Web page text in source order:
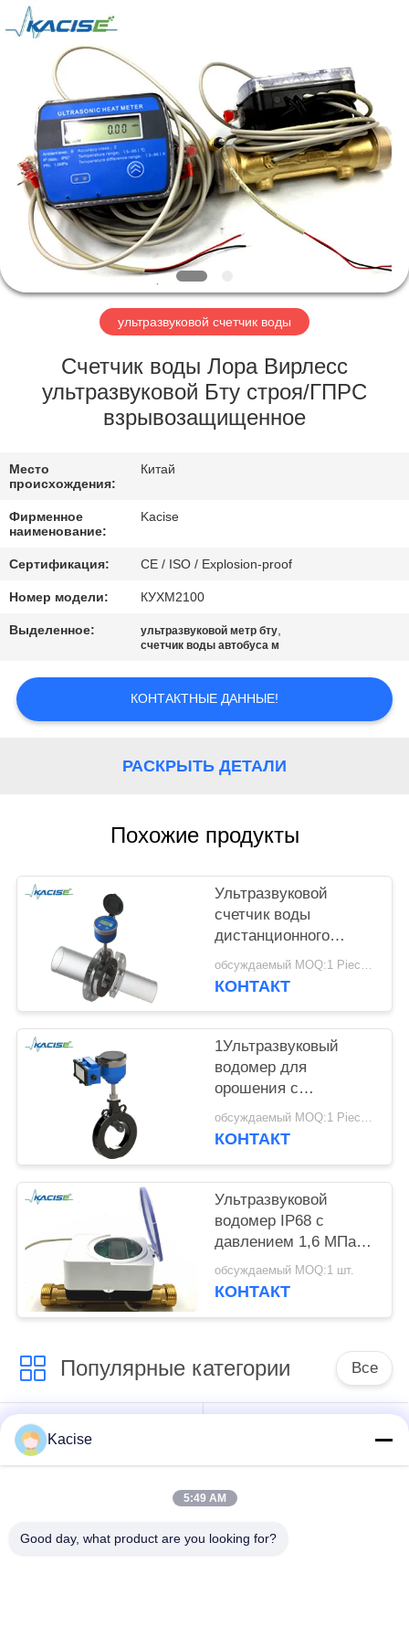
ДОМ
ПРОДУКТЫ
РОЛИКИ
О
НАС
ПУТЕШЕСТВИЕ
ФАБРИКИ
КАЧЕСТВА
СВЯЖИТЕСЬ
МЫ
НОВОСТИ
СЛУЧАИ
ЦИТАТУ
ПОЛИТИКА
КОНФИДЕНЦИАЛЬНОСТИ
Kacise
Optronics
Co.,Ltd..
ультразвуковой счетчик воды
Счетчик воды Лора Вирлесс
ультразвуковой Бту строя/ГПРС
взрывозащищенное
Место
происхождения:
Китай
Фирменное
наименование:
Kacise
Сертификация: CE / ISO / Explosion-proof
Номер модели: КУХМ2100
Выделенное: ультразвуковой метр бту,
счетчик воды автобуса м
КОНТАКТНЫЕ ДАННЫЕ!
РАСКРЫТЬ ДЕТАЛИ
Похожие продукты
Ультразвуковой
счетчик воды
дистанционного
считывания GPRS с
давлением 1,6 МПа и
измерения расхода
обсуждаемый MOQ:1 Piece / Pieces
КОНТАКТ
1Ультразвуковый
водомер для
орошения с
батарейным
питанием
обсуждаемый MOQ:1 Piece / Pieces
КОНТАКТ
Ультразвуковой
водомер IP68 с
давлением 1,6 МПа и
высокой точностью
класса 2 для жилых
обсуждаемый MOQ:1 шт.
КОНТАКТ
Популярные категории Все
датчик воды
качественный
жидкости
передатчик
ровный
Kacise
5:49 AM
Good day, what product are you looking for?